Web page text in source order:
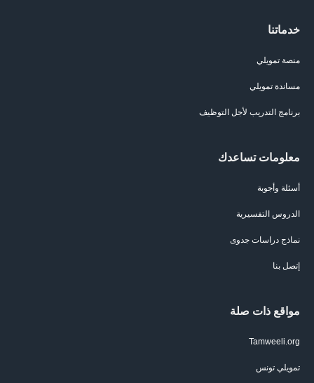
خدماتنا
منصة تمويلي
مساندة تمويلي
برنامج التدريب لأجل التوظيف
معلومات تساعدك
أسئلة وأجوبة
الدروس التفسيرية
نماذج دراسات جدوى
إتصل بنا
مواقع ذات صلة
Tamweeli.org
تمويلي تونس